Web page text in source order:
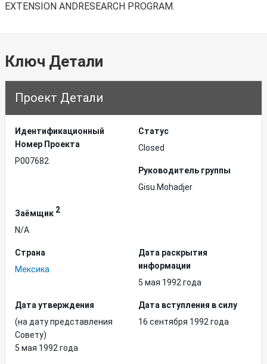
EXTENSION ANDRESEARCH PROGRAM.
Ключ Детали
Проект Детали
Идентификационный
Hомер Проекта
P007682
Статус
Closed
Руководитель группы
Gisu Mohadjer
Заёмщик 2
N/A
Страна
Мексика
Дата раскрытия
информации
5 мая 1992 года
Дата утверждения
(на дату представления
Совету)
5 мая 1992 года
Дата вступления в силу
16 сентября 1992 года